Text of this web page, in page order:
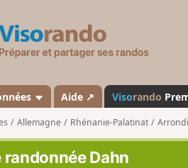
s
a
n
d
o
Aide ↗ Visorando
Allemagne Rhénanie-Palatinat
Dahn